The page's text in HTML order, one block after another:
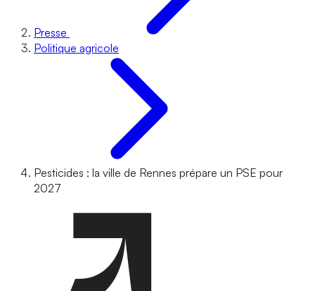
Presse
Politique agricole
Pesticides : la ville de Rennes prépare un PSE pour
2027